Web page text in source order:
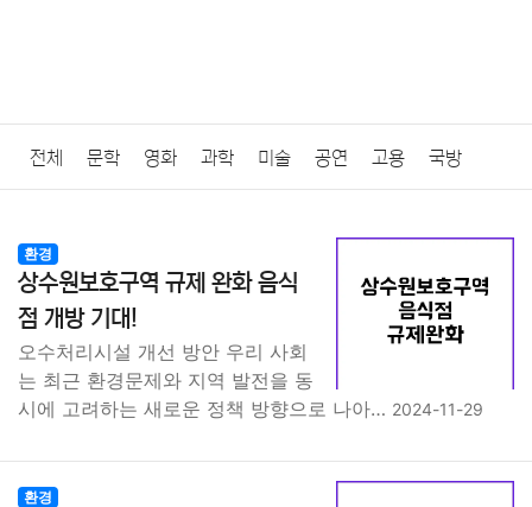
전체 문학 영화 과학 미술 공연 고용 국방
질병 가요 방송 일상 주식 암호화폐 블록체인
결혼 육아 반려동물 패션 미용
요리 상품리뷰 원예 금융 게임 스포츠 사진
대출 IT 컴퓨터 기술
환경
상수원보호구역 규제 완화 음식
점 개방 기대!
오수처리시설 개선 방안 우리 사회
는 최근 환경문제와 지역 발전을 동
시에 고려하는 새로운 정책 방향으로 나아… 2024-11-29
환경